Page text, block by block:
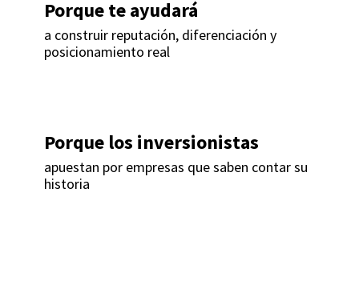
Porque te ayudará
a construir reputación, diferenciación y
posicionamiento real​
Porque los inversionistas
apuestan por empresas que saben contar su
historia ​